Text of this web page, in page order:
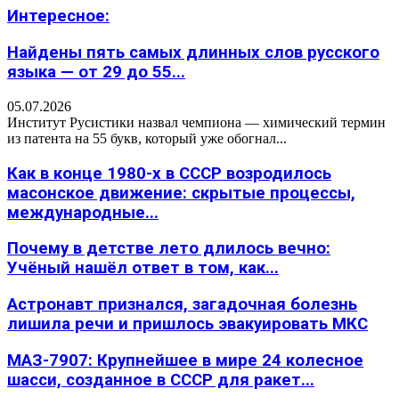
Интересное:
Найдены пять самых длинных слов русского
языка — от 29 до 55...
05.07.2026
Институт Русистики назвал чемпиона — химический термин
из патента на 55 букв, который уже обогнал...
Как в конце 1980-х в СССР возродилось
масонское движение: скрытые процессы,
международные...
Почему в детстве лето длилось вечно:
Учёный нашёл ответ в том, как...
Астронавт признался, загадочная болезнь
лишила речи и пришлось эвакуировать МКС
МАЗ-7907: Крупнейшее в мире 24 колесное
шасси, созданное в СССР для ракет...